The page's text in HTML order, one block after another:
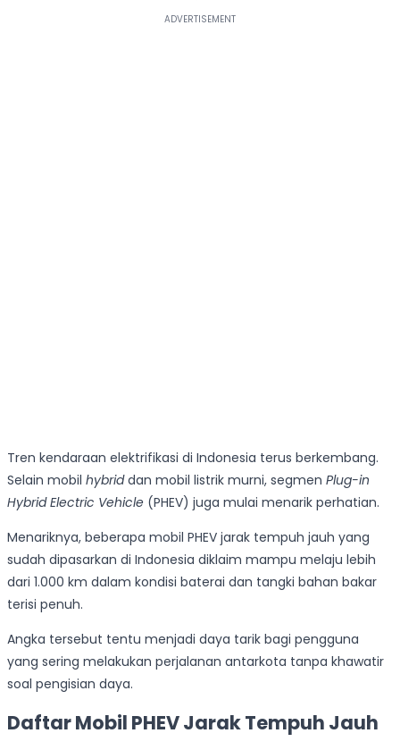
Tren kendaraan elektrifikasi di Indonesia terus berkembang.
Selain mobil hybriddan mobil listrik murni, segmen Plug-in
Hybrid Electric Vehicle (PHEV) juga mulai menarik perhatian.
Menariknya, beberapa mobil PHEV jarak tempuh jauh yang
sudah dipasarkan di Indonesia diklaim mampu melaju lebih
dari 1.000 km dalam kondisi baterai dan tangki bahan bakar
terisi penuh.
Angka tersebut tentu menjadi daya tarik bagi pengguna
yang sering melakukan perjalanan antarkota tanpa khawatir
soal pengisian daya.
Daftar Mobil PHEV Jarak Tempuh Jauh